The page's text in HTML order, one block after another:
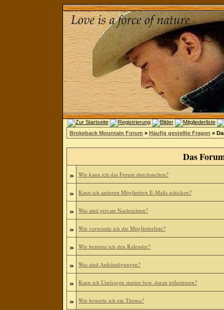
Brokeback Mountain Forum » Häufig gestellte Fragen »
Das
» Wie kann ich das Forum durchsuchen?
» Kann ich anderen Mitgliedern E-Mails schicken?
» Was sind private Nachrichten?
» Wie verwende ich die Mitgliederliste?
» Wie benutze ich den Kalender?
» Was sind Ankündigungen?
» Kann ich Umfragen starten bzw. daran teilnehmen?
» Wie bewerte ich ein Thema?